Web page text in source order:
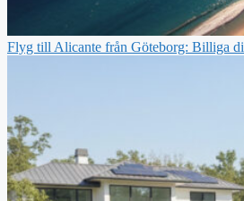
Flyg till Alicante från Göteborg: Billiga